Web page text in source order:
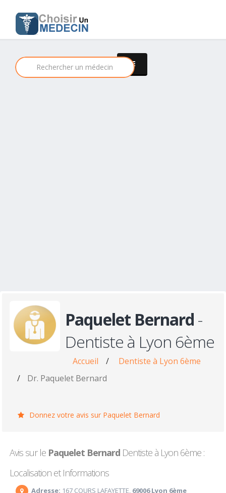
Paquelet Bernard -
Dentiste à Lyon 6ème
Accueil /
Dentiste à Lyon 6ème
/
Dr. Paquelet Bernard
Donnez votre avis sur Paquelet Bernard
Avis sur le Paquelet Bernard Dentiste à Lyon 6ème :
Localisation et Informations
Adresse: 167 COURS LAFAYETTE, 69006 Lyon 6ème